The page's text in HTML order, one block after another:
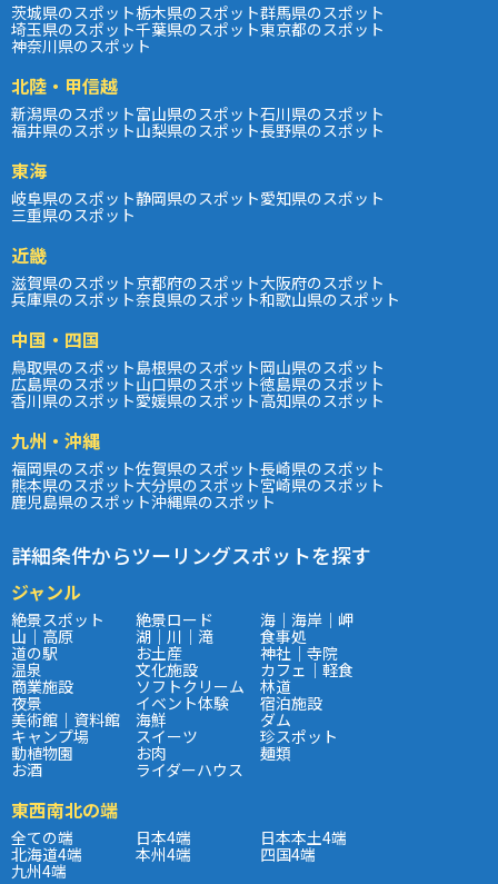
茨城県のスポット栃木県のスポット群馬県のスポット
埼玉県のスポット千葉県のスポット東京都のスポット
神奈川県のスポット
北陸・甲信越
新潟県のスポット富山県のスポット石川県のスポット
福井県のスポット山梨県のスポット長野県のスポット
東海
岐阜県のスポット静岡県のスポット愛知県のスポット
三重県のスポット
近畿
滋賀県のスポット京都府のスポット大阪府のスポット
兵庫県のスポット奈良県のスポット和歌山県のスポット
中国・四国
鳥取県のスポット島根県のスポット岡山県のスポット
広島県のスポット山口県のスポット徳島県のスポット
香川県のスポット愛媛県のスポット高知県のスポット
九州・沖縄
福岡県のスポット佐賀県のスポット長崎県のスポット
熊本県のスポット大分県のスポット宮崎県のスポット
鹿児島県のスポット沖縄県のスポット
詳細条件からツーリングスポットを探す
ジャンル
絶景スポット 絶景ロード 海｜海岸｜岬
山｜高原 湖｜川｜滝 食事処
道の駅 お土産 神社｜寺院
温泉 文化施設 カフェ｜軽食
商業施設 ソフトクリーム 林道
夜景 イベント体験 宿泊施設
美術館｜資料館 海鮮 ダム
キャンプ場 スイーツ 珍スポット
動植物園 お肉 麺類
お酒 ライダーハウス
東西南北の端
全ての端 日本4端 日本本土4端
北海道4端 本州4端 四国4端
九州4端